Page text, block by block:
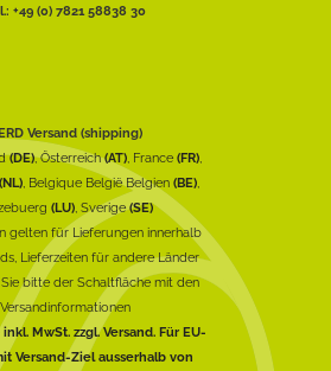
+49 (0) 7821 58838 30
Versand (shipping)
(DE), Österreich(AT), France (FR),
(NL), Belgique België Belgien (BE),
(LU), Sverige(SE)
gelten für Lieferungen innerhalb
Lieferzeiten für andere Länder
bitte der Schaltfläche mit den
Versandinformationen
MwSt. zzgl. Versand. Für EU-
Versand-Ziel ausserhalb von